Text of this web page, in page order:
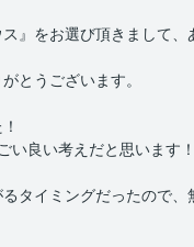
』をお選び頂きまして、
とうございます。
い良い考えだと思います！
タイミングだったので、